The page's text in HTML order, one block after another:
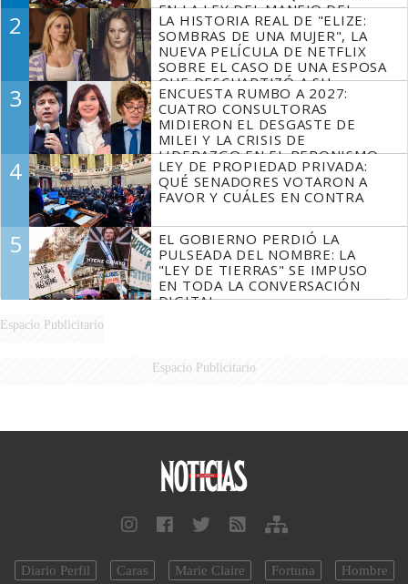
EN LA LEY DEL MANEJO DEL
FUEGO
2
LA HISTORIA REAL DE "ELIZE:
SOMBRAS DE UNA MUJER", LA
NUEVA PELÍCULA DE NETFLIX
SOBRE EL CASO DE UNA ESPOSA
QUE DESCUARTIZÓ A SU
MARIDO
3
ENCUESTA RUMBO A 2027:
CUATRO CONSULTORAS
MIDIERON EL DESGASTE DE
MILEI Y LA CRISIS DE
LIDERAZGO EN EL PERONISMO
4
LEY DE PROPIEDAD PRIVADA:
QUÉ SENADORES VOTARON A
FAVOR Y CUÁLES EN CONTRA
5
EL GOBIERNO PERDIÓ LA
PULSEADA DEL NOMBRE: LA
"LEY DE TIERRAS" SE IMPUSO
EN TODA LA CONVERSACIÓN
DIGITAL
Espacio Publicitario
Espacio Publicitario
Diario Perfil Caras Marie Claire Fortuna Hombre